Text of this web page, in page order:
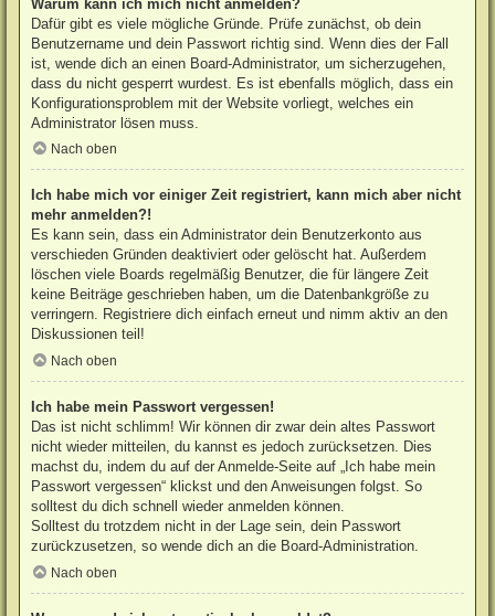
Warum kann ich mich nicht anmelden?
Dafür gibt es viele mögliche Gründe. Prüfe zunächst, ob dein
Benutzername und dein Passwort richtig sind. Wenn dies der Fall
ist, wende dich an einen Board-Administrator, um sicherzugehen,
dass du nicht gesperrt wurdest. Es ist ebenfalls möglich, dass ein
Konfigurationsproblem mit der Website vorliegt, welches ein
Administrator lösen muss.
Nach oben
Ich habe mich vor einiger Zeit registriert, kann mich aber nicht
mehr anmelden?!
Es kann sein, dass ein Administrator dein Benutzerkonto aus
verschieden Gründen deaktiviert oder gelöscht hat. Außerdem
löschen viele Boards regelmäßig Benutzer, die für längere Zeit
keine Beiträge geschrieben haben, um die Datenbankgröße zu
verringern. Registriere dich einfach erneut und nimm aktiv an den
Diskussionen teil!
Nach oben
Ich habe mein Passwort vergessen!
Das ist nicht schlimm! Wir können dir zwar dein altes Passwort
nicht wieder mitteilen, du kannst es jedoch zurücksetzen. Dies
machst du, indem du auf der Anmelde-Seite auf „Ich habe mein
Passwort vergessen“ klickst und den Anweisungen folgst. So
solltest du dich schnell wieder anmelden können.
Solltest du trotzdem nicht in der Lage sein, dein Passwort
zurückzusetzen, so wende dich an die Board-Administration.
Nach oben